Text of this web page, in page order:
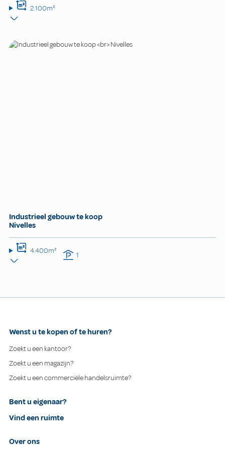
2.100m²
Industrieel gebouw te koop
Nivelles
4.400m² 1
Wenst u te kopen of te huren?
Zoekt u een kantoor?
Zoekt u een magazijn?
Zoekt u een commerciële handelsruimte?
Bent u eigenaar?
Vind een ruimte
Over ons